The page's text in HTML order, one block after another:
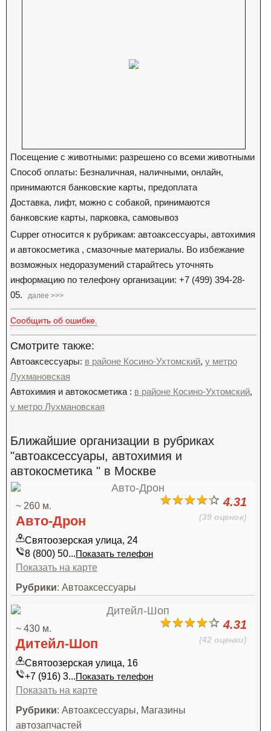
Посещение с животными: разрешено со всеми животными
Способ оплаты: Безналичная, наличными, онлайн,
принимаются банковские карты, предоплата
Доставка, лифт, можно с собакой, принимаются
банковские карты, парковка, самовывоз
Cupper относится к рубрикам: автоаксессуары, автохимия
и автокосметика , смазочные материалы. Во избежание
возможных недоразумений старайтесь уточнять
информацию по телефону организации: +7 (499) 394-28-
05.
далее >>>
Сообщить об ошибке.
Смотрите также:
Автоаксессуары: в районе Косино-Ухтомский, у метро
Лухмановская
Автохимия и автокосметика : в районе Косино-Ухтомский,
у метро Лухмановская
Ближайшие организации в рубриках
"автоаксессуары, автохимия и
автокосметика " в Москве
4.31
(39 оценок)
~ 260 м.
Авто-Дрон
Святоозерская улица, 24
8 (800) 50...Показать телефон
Показать на карте
Рубрики: Автоаксессуары
4.31
(42 оценки)
~ 430 м.
Дитейл-Шоп
Святоозерская улица, 16
+7 (916) 3...Показать телефон
Показать на карте
Рубрики: Автоаксессуары, Магазины
автозапчастей